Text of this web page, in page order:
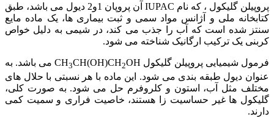
پروپیلن گلیکول ، که نام IUPAC آن پروپان 1و2 دیول می باشد، طبق
کتابخانه ملی و آژانس مواد سمی و ثبت بیماری ها، یک ماده مایع
سنتز شده است که آب را جذب می کند، در شیمی به دلیل خواص
کربنی یک ترکیب ارگانیک شناخته می شود.
فرمول شیمیایی پروپیلن گلیکول CH 3CH(OH)CH2
OH می باشد. به
عنوان دیول طبقه بندی می شود. این ماده با هر نسبتی با حلال های
مختلف مثل آب، استون و کلروفرم حل می شود. به صورت کلی،
گلیکول ها غیر حساسیت زا هستند، خاصیت فراری و سمیت کمی
دارند.